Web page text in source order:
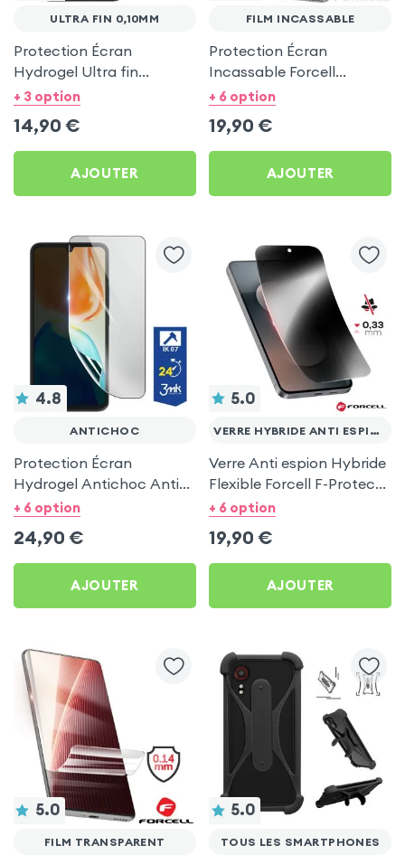
ULTRA FIN 0,10MM
Protection Écran
Hydrogel Ultra fin
0,10mm, Moxie -
+ 3 option
14,90 €
AJOUTER
FILM INCASSABLE
Protection Écran
Incassable Forcell
Flexible Nano 7H - Film
+ 6 option
19,90 €
AJOUTER
4.8
ANTICHOC
Protection Écran
Hydrogel Antichoc Anti
Rayures pour Smartphone
+ 6 option
24,90 €
AJOUTER
5.0
VERRE HYBRIDE ANTI ESPION
Verre Anti espion Hybride
Flexible Forcell F-Protect
Nano 7H p. Smartphone
+ 6 option
19,90 €
AJOUTER
5.0
FILM TRANSPARENT
5.0
TOUS LES SMARTPHONES